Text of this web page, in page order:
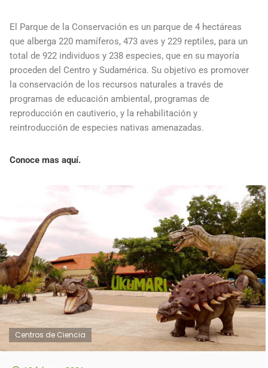
El Parque de la Conservación es un parque de 4 hectáreas
que alberga 220 mamíferos, 473 aves y 229 reptiles, para un
total de 922 individuos y 238 especies, que en su mayoría
proceden del Centro y Sudamérica. Su objetivo es promover
la conservación de los recursos naturales a través de
programas de educación ambiental, programas de
reproducción en cautiverio, y la rehabilitación y
reintroducción de especies nativas amenazadas.
Conoce mas aquí.
Centros de Ciencia